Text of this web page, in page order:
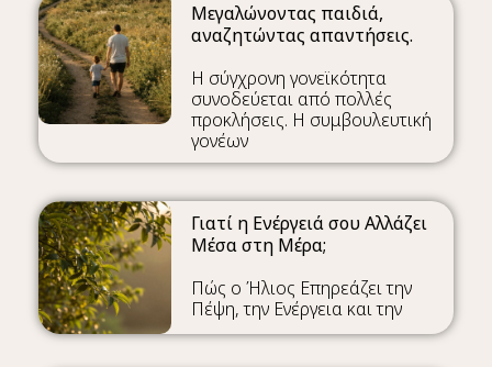
Μεγαλώνοντας παιδιά,
αναζητώντας απαντήσεις.
Η σύγχρονη γονεϊκότητα
συνοδεύεται από πολλές
προκλήσεις. Η συμβουλευτική
γονέων
Γιατί η Ενέργειά σου Αλλάζει
Μέσα στη Μέρα;
Πώς ο Ήλιος Επηρεάζει την
Πέψη, την Ενέργεια και την